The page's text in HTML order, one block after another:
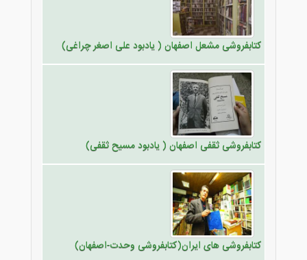
کتابفروشی مشعل اصفهان ( یادبود علی اصغر چراغی)
کتابفروشی ثقفی اصفهان ( یادبود مسیح ثقفی)
کتابفروشی های ایران(کتابفروشی وحدت-اصفهان)